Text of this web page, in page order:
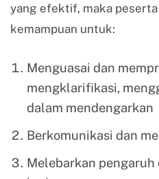
yang efektif, maka
kemampuan untuk:
Menguasai dan
mengklarifikasi,
dalam mendengarkan
Berkomunikasi dan
Melebarkan